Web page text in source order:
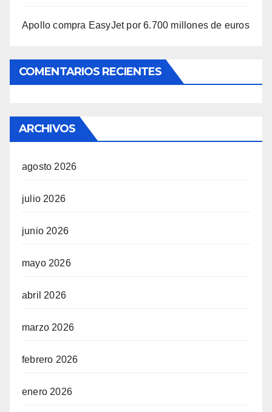
Apollo compra EasyJet por 6.700 millones de euros
COMENTARIOS RECIENTES
ARCHIVOS
agosto 2026
julio 2026
junio 2026
mayo 2026
abril 2026
marzo 2026
febrero 2026
enero 2026